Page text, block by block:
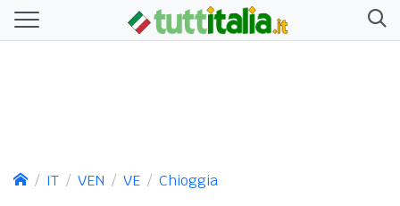
IT VEN VE Chioggia